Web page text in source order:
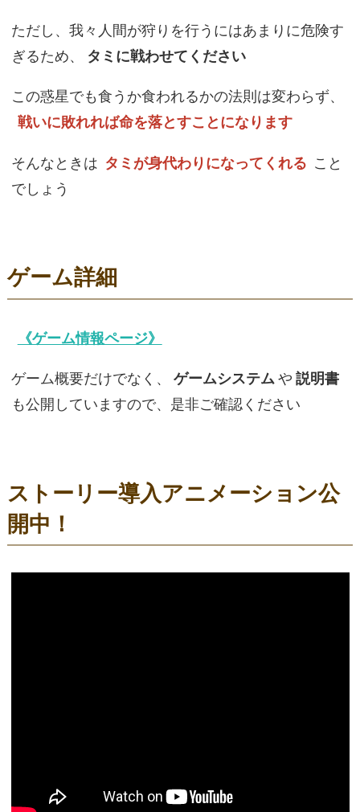
ただし、我々人間が狩りを行うにはあまりに危険す
ぎるため、
タミに戦わせてください
この惑星でも食うか食われるかの法則は変わらず、
戦いに敗れれば命を落とすことになります
そんなときは タミが身代わりになってくれる こと
でしょう
ゲーム詳細
《ゲーム情報ページ》
ゲーム概要だけでなく、 ゲームシステム や 説明書
も公開していますので、是非ご確認ください
ストーリー導入アニメーション公
開中！